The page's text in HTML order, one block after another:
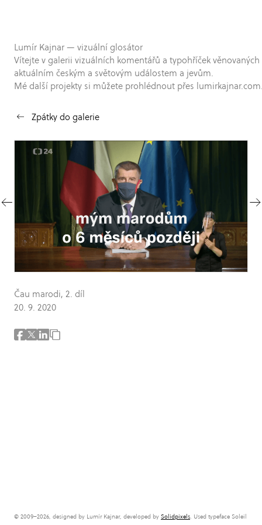
Lumír Kajnar — vizuální glosátor
Vítejte v galerii vizuálních komentářů a typohříček věnovaných
aktuálním českým a světovým událostem a jevům.
Mé další projekty si můžete prohlédnout přes
Zpátky do galerie
Čau marodi, 2. díl
20. 9. 2020
© 2009–2026, designed by Lumír Kajnar, developed by Solidpixels. Used typeface Soleil